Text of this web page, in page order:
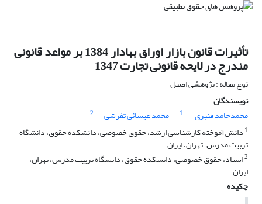
تأثیرات قانون بازار اوراق بهادار 1384 بر مواعد قانونی
مندرج در لایحه قانونی تجارت 1347
نوع مقاله : پژوهشی اصیل
نویسندگان
محمدحامد قنبری
1 محمد عیسائی تفرشی
2
1 دانش‌آموخته کارشناسی ارشد، حقوق خصوصی، دانشکده حقوق، دانشگاه
تربیت مدرس، تهران، ایران
2استاد، حقوق خصوصی، دانشکده حقوق، دانشگاه تربیت مدرس، تهران،
ایران
چکیده